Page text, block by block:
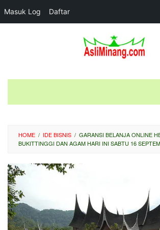
Masuk Log Daftar
HOME / IDE BISNIS / GARANSI BELANJA ONLINE
BUKITTINGGI DAN AGAM HARI INI SABTU 16